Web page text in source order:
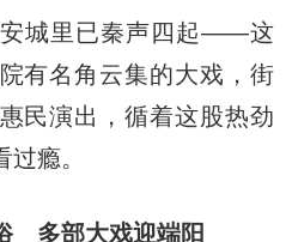
城里已秦声四起——这
有名角云集的大戏，街
民演出，循着这股热劲
瘾。
多部大戏迎端阳